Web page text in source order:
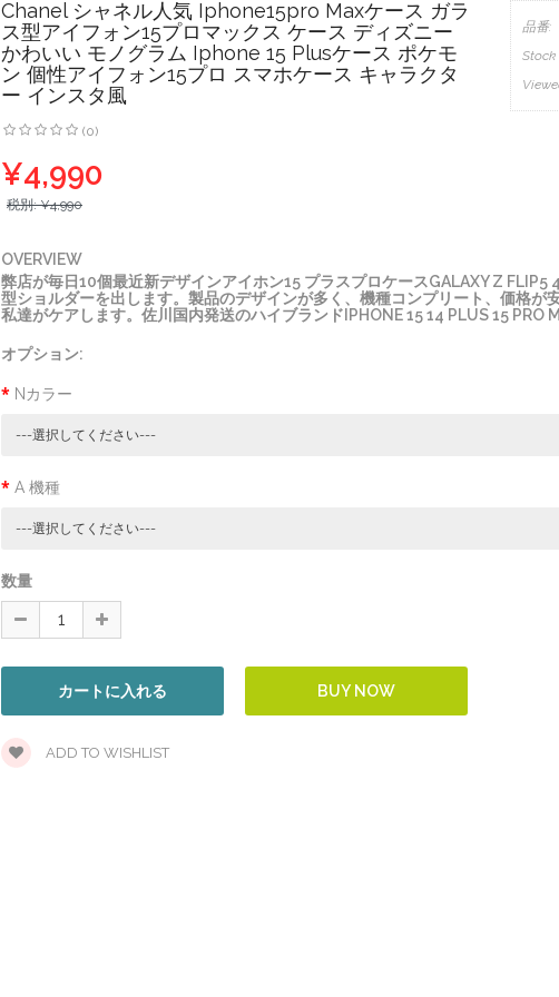
Chanel シャネル人気 Iphone15pro Maxケース ガラ
ス型アイフォン15プロマックス ケース ディズニー
かわいい モノグラム Iphone 15 Plusケース ポケモ
ン 個性アイフォン15プロ スマホケース キャラクタ
ー インスタ風
(0)
¥4,990
税別:¥4,990
品番:
Stock
OVERVIEW
弊店が毎日10個最近新デザインアイホン15 プラスプロケースGALAXY Z FLIP5
型ショルダーを出します。製品のデザインが多く、機種コンプリート、価格が
私達がケアします。佐川国内発送のハイブランドIPHONE 15 14 PLUS 15 PRO
オプション:
Nカラー
A 機種
数量
ADD TO WISHLIST